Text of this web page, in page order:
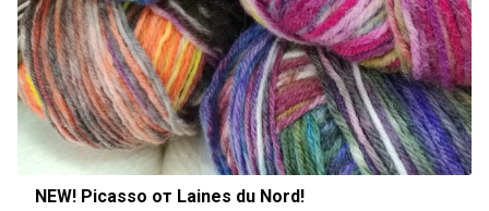
NEW! Picasso от Laines du Nord!